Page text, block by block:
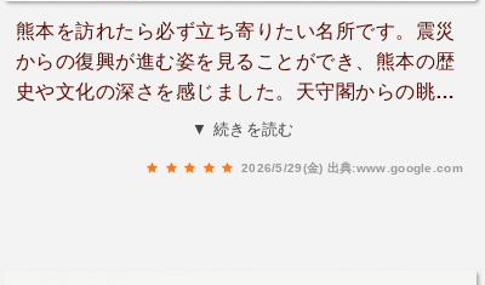
熊本を訪れたら必ず立ち寄りたい名所です。震災
からの復興が進む姿を見ることができ、熊本の歴
史や文化の深さを感じました。天守閣からの眺め
も素晴らしく、熊本市内を一望できます。展示も
▼ 続きを読む
2026/5/29(金) 出典:www.google.com